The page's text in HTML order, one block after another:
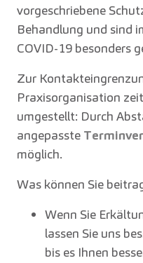
vorgeschriebene
Behandlung und sind
COVID-19 besonders
Zur
Praxisorganisation
umgestellt: Durch
angepasste
möglich.
Was können Sie
Wenn Sie
lassen Sie uns
bis es Ihnen